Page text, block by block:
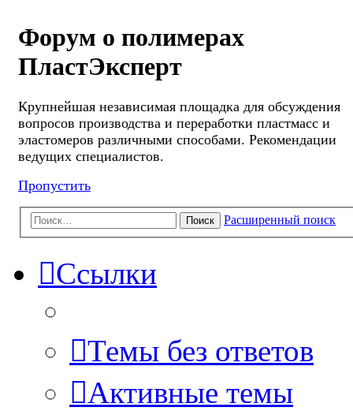
Форум о полимерах
ПластЭксперт
Крупнейшая независимая площадка для обсуждения
вопросов производства и переработки пластмасс и
эластомеров различными способами. Рекомендации
ведущих специалистов.
Пропустить
Поиск Расширенный поиск
Ссылки
Темы без ответов
Активные темы